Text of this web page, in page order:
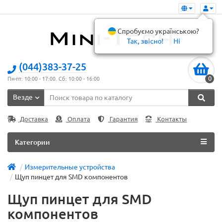
(044)383-37-25
Пн-пт: 10:00 - 17:00. Сб: 10:00 - 16:00 0
Везде
Доставка Оплата Гарантия Контакты
Категории
Измерительные устройства
Щуп пинцет для SMD компонентов
Щуп пинцет для SMD
компонентов
Спробуємо українською?
Так, звісно!
Ні